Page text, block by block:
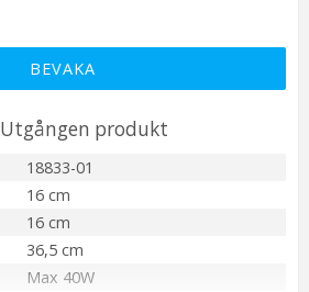
BEVAKA
Utgången produkt
18833-01
16 cm
16 cm
36,5 cm
Max 40W